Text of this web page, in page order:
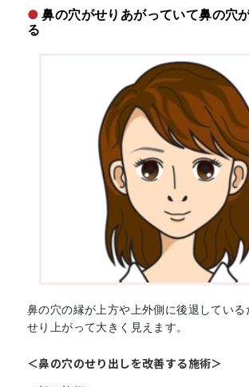
鼻の穴がせりあがっていて鼻の穴
る
鼻の穴の縁が上方や上外側に後退してい
せり上がって大きく見えます。
＜鼻の穴のせり出しを改善する施術＞